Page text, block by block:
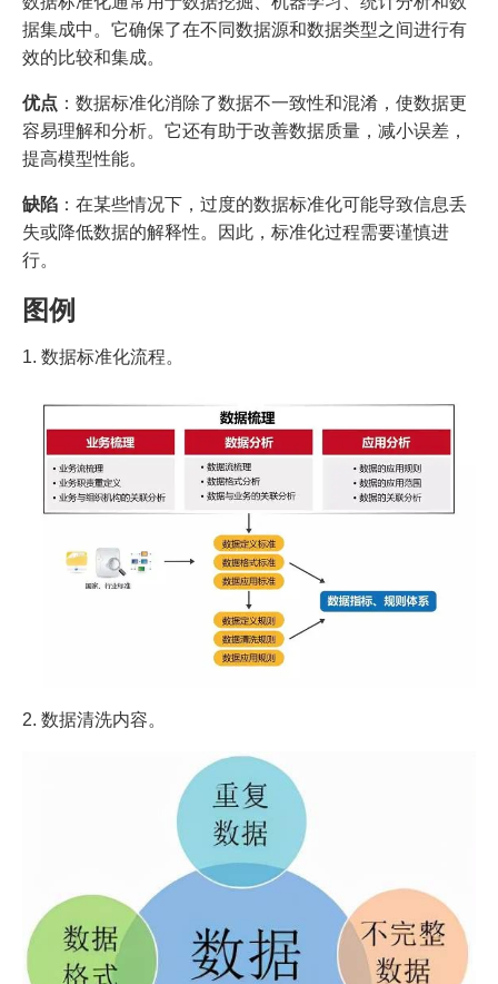
据集成中。它确保了在不同数据源和数据类型之间进行有
效的比较和集成。
优点 ：数据标准化消除了数据不一致性和混淆，使数据更
容易理解和分析。它还有助于改善数据质量，减小误差，
提高模型性能。
缺陷 ：在某些情况下，过度的数据标准化可能导致信息丢
失或降低数据的解释性。因此，标准化过程需要谨慎进
行。
图例
1. 数据标准化流程。
2. 数据清洗内容。